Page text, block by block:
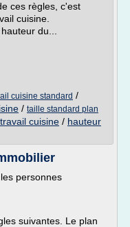
ces règles, c'est
cuisine.
du...
cuisine standard /
/ taille standard plan
cuisine / hauteur
personnes
suivantes. Le plan